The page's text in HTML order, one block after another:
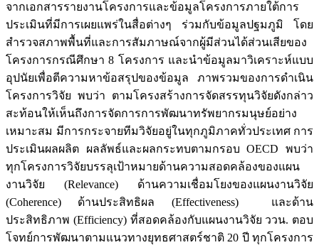
จากเอกสารรายงานโครงการและข้อมูลโครงการภายใต้การ
ประเมินที่มีการเผยแพร่ในสื่อต่างๆ ร่วมกับข้อมูลปฐมภูมิ โดย
สำรวจสภาพพื้นที่และการสัมภาษณ์จากผู้มีส่วนได้ส่วนเสียของ
โครงการกรณีศึกษา 8 โครงการ และนำข้อมูลมาวิเคราะห์แบบ
อุปนัยเพื่อตีความหาข้อสรุปของข้อมูล ภาพรวมของการดำเนิน
โครงการวิจัย พบว่า ตามโครงสร้างการจัดสรรทุนวิจัยดังกล่าว
สะท้อนให้เห็นถึงการจัดการการพัฒนาทรัพยากรมนุษย์อย่าง
เหมาะสม มีการกระจายทีมวิจัยอยู่ในทุกภูมิภาคทั่วประเทศ การ
ประเมินผลผลิต ผลลัพธ์และผลกระทบตามกรอบ OECD พบว่า
ทุกโครงการวิจัยบรรลุเป้าหมายด้านความสอดคล้องของแผน
งานวิจัย (Relevance) ด้านความเชื่อมโยงของแผนงานวิจัย
(Coherence) ด้านประสิทธิผล (Effectiveness) และด้าน
ประสิทธิภาพ (Efficiency) ที่สอดคล้องกับแผนงานวิจัย ววน. ตอบ
โจทย์การพัฒนาตามแนวทางยุทธศาสตร์ชาติ 20 ปี ทุกโครงการ